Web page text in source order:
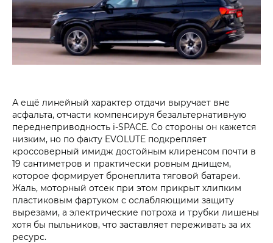
А ещё линейный характер отдачи выручает вне
асфальта, отчасти компенсируя безальтернативную
переднеприводность i‑SPACE. Со стороны он кажется
низким, но по факту EVOLUTE подкрепляет
кроссоверный имидж достойным клиренсом почти в
19 сантиметров и практически ровным днищем,
которое формирует бронеплита тяговой батареи.
Жаль, моторный отсек при этом прикрыт хлипким
пластиковым фартуком с ослабляющими защиту
вырезами, а электрические потроха и трубки лишены
хотя бы пыльников, что заставляет переживать за их
ресурс.